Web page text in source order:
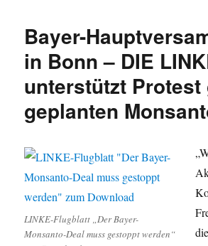
Bayer-
in Bonn – DIE
unterstützt Protest
geplanten
LINKE-Flugblatt „Der Bayer-
Monsanto-Deal muss gestoppt werden“